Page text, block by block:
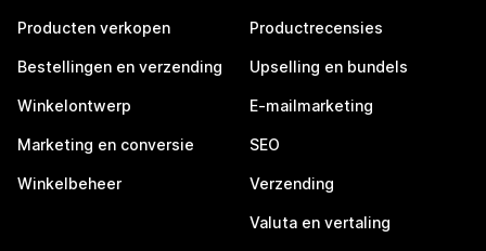
Producten verkopen
Bestellingen en verzending
Winkelontwerp
Marketing en conversie
Winkelbeheer
Productrecensies
Upselling en bundels
E-mailmarketing
SEO
Verzending
Valuta en vertaling